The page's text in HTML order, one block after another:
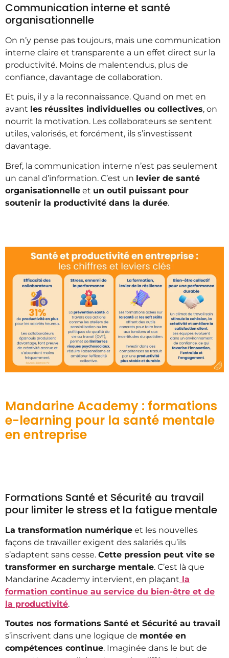
Communication interne et santé
organisationnelle
On n’y pense pas toujours, mais une communication
interne claire et transparente a un effet direct sur la
productivité. Moins de malentendus, plus de
confiance, davantage de collaboration.
Et puis, il y a la reconnaissance. Quand on met en
avant les réussites individuelles ou collectives, on
nourrit la motivation. Les collaborateurs se sentent
utiles, valorisés, et forcément, ils s’investissent
davantage.
Bref, la communication interne n’est pas seulement
un canal d’information. C’est un levier de santé
organisationnelle et un outil puissant pour
soutenir la productivité dans la durée.
Mandarine Academy : formations
e-learning pour la santé mentale
en entreprise
Formations Santé et Sécurité au travail
pour limiter le stress et la fatigue mentale
La transformation numérique et les nouvelles
façons de travailler exigent des salariés qu’ils
s’adaptent sans cesse. Cette pression peut vite se
transformer en surcharge mentale. C’est là que
Mandarine Academy intervient, en plaçant la
formation continue au service du bien-être et de
la productivité.
Toutes nos formations Santé et Sécurité au travail
s’inscrivent dans une logique de montée en
compétences continue. Imaginée dans le but de